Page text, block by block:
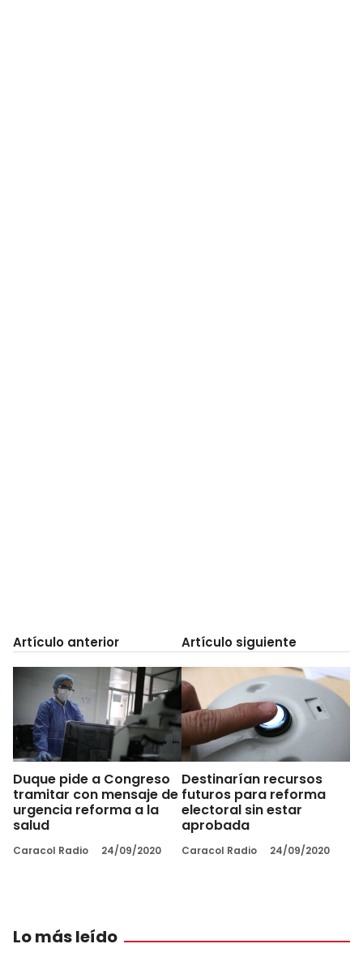
Artículo anterior
Duque pide a Congreso
tramitar con mensaje de
urgencia reforma a la
salud
Caracol Radio 24/09/2020
Artículo siguiente
Destinarían recursos
futuros para reforma
electoral sin estar
aprobada
Caracol Radio 24/09/2020
Lo más leído